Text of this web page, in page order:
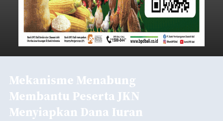
Mekanisme Menabung
Membantu Peserta JKN
Menyiapkan Dana Iuran